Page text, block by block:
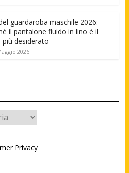
guardaroba maschile 2026:
il pantalone fluido in lino è il
più desiderato
2026
Privacy